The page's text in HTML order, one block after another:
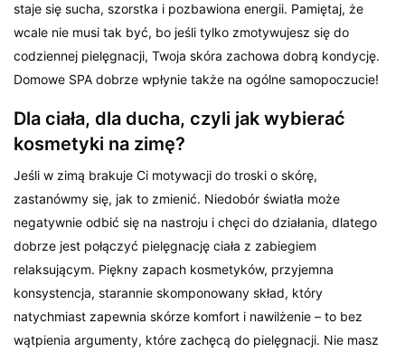
staje się sucha, szorstka i pozbawiona energii. Pamiętaj, że
wcale nie musi tak być, bo jeśli tylko zmotywujesz się do
codziennej pielęgnacji, Twoja skóra zachowa dobrą kondycję.
Domowe SPA dobrze wpłynie także na ogólne samopoczucie!
Dla ciała, dla ducha, czyli jak wybierać
kosmetyki na zimę?
Jeśli w zimą brakuje Ci motywacji do troski o skórę,
zastanówmy się, jak to zmienić. Niedobór światła może
negatywnie odbić się na nastroju i chęci do działania, dlatego
dobrze jest połączyć pielęgnację ciała z zabiegiem
relaksującym. Piękny zapach kosmetyków, przyjemna
konsystencja, starannie skomponowany skład, który
natychmiast zapewnia skórze komfort i nawilżenie – to bez
wątpienia argumenty, które zachęcą do pielęgnacji. Nie masz